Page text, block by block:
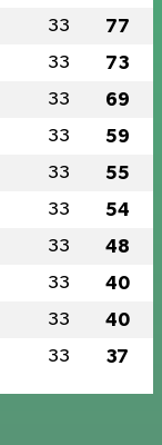
33 77
33 73
33 69
33 59
33 55
33 54
33 48
33 40
33 40
33 37